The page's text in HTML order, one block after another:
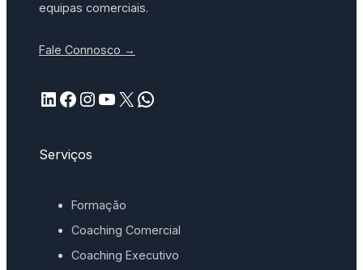
equipas comerciais.
Fale Connosco →
LinkedIn Facebook InstagramYouTube X WhatsApp
Serviços
Formação
Coaching Comercial
Coaching Executivo